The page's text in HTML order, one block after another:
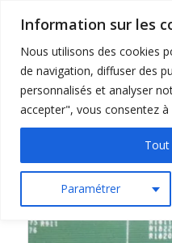
Information sur les
Nous utilisons des cookies
de navigation, diffuser des
personnalisés et analyser
accepter", vous consentez
Paramétrer
Tout